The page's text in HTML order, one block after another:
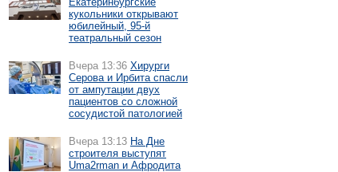
кукольники открывают
юбилейный, 95-й
театральный сезон
Вчера 13:36 Хирурги
Серова и Ирбита спасли
от ампутации двух
пациентов со сложной
сосудистой патологией
Вчера 13:13 На Дне
строителя выступят
Uma2rman и Афродита